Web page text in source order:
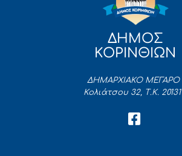
ΔΗΜΟΣ
ΚΟΡΙΝΘΙΩΝ
ΔΗΜΑΡΧΙΑΚΟ ΜΕΓΑΡΟ
Κολιάτσου 32, Τ.Κ. 20131